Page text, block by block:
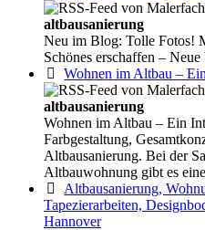
altbausanierung
Neu im Blog: Tolle Fotos!
Schönes erschaffen –
Wohnen im Altbau –
altbausanierung
Wohnen im Altbau – Ein
Farbgestaltung,
Altbausanierung. Bei der
Altbauwohnung gibt es
Altbausanierung,
Tapezierarbeiten,
Hannover